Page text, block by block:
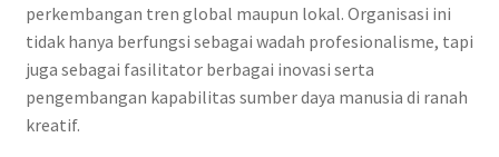
perkembangan tren global maupun lokal. Organisasi ini
tidak hanya berfungsi sebagai wadah profesionalisme, tapi
juga sebagai fasilitator berbagai inovasi serta
pengembangan kapabilitas sumber daya manusia di ranah
kreatif.